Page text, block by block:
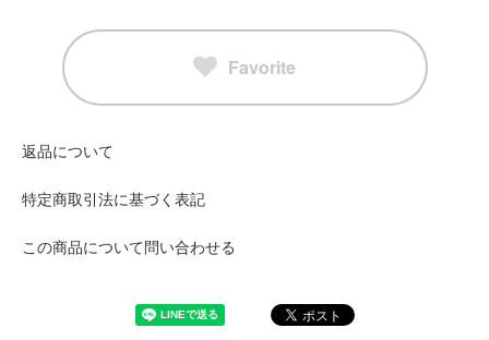
Favorite
返品について
特定商取引法に基づく表記
この商品について問い合わせる